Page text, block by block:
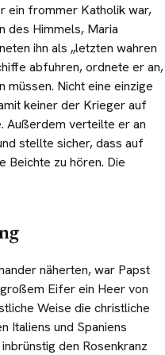
ein frommer Katholik war,
des Himmels, Maria
ihn als „letzten wahren
abfuhren, ordnete er an,
Nicht eine einzige
keiner der Krieger auf
Außerdem verteilte er an
stellte sicher, dass auf
Beichte zu hören. Die
näherten, war Papst
Eifer ein Heer von
Weise die christliche
Italiens und Spaniens
den Rosenkranz